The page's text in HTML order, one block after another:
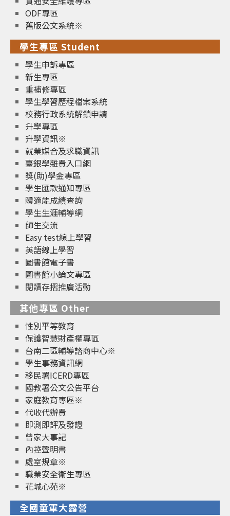
ODF專區
舊版公文系統※
學生專區 Student
學生申訴專區
新生專區
重補修專區
學生學習歷程檔案系統
校務行政系統解鎖申請
升學專區
升學資訊※
就業媒合及求職資訊
臺銀學雜費入口網
獎(助)學金專區
學生匯款通知專區
體適能成績查詢
學生生涯輔導網
師生交流
Easy test線上學習
英語線上學習
圖書館電子書
圖書館小論文專區
閱讀存摺推廣活動
其他專區 Other
性別平等教育
保護智慧財產權專區
台南二區輔導諮商中心※
學生事務資訊網
移民署ICERD專區
國教署公文公告平台
家庭教育專區※
代收代辦費
即測即評及發證
曾家大事記
內控聲明書
處室規章※
職業安全衛生專區
花城心苑※
全國童軍大露營